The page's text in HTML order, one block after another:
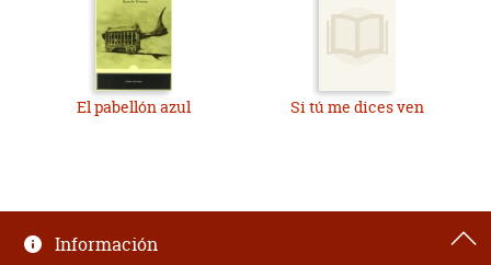
El pabellón azul Si tú me dices ven
Información